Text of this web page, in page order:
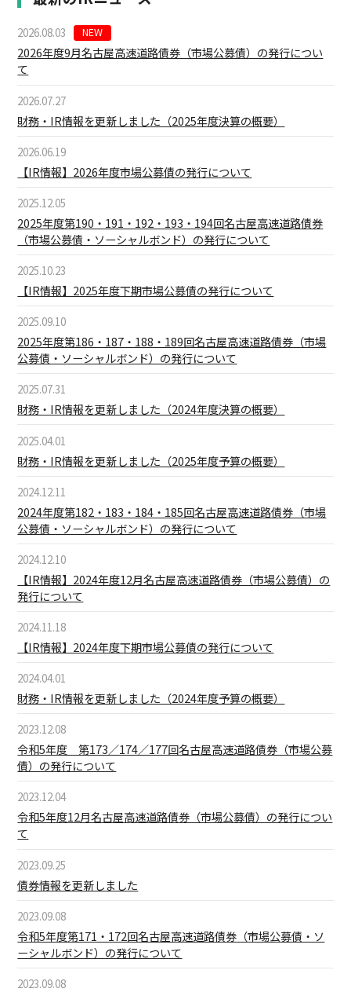
2026.08.03 NEW
2026年度9月名古屋高速道路債券（市場公募債）の発行につい
て
2026.07.27
財務・IR情報を更新しました（2025年度決算の概要）
2026.06.19
【IR情報】2026年度市場公募債の発行について
2025.12.05
2025年度第190・191・192・193・194回名古屋高速道路債券
（市場公募債・ソーシャルボンド）の発行について
2025.10.23
【IR情報】2025年度下期市場公募債の発行について
2025.09.10
2025年度第186・187・188・189回名古屋高速道路債券（市場
公募債・ソーシャルボンド）の発行について
2025.07.31
財務・IR情報を更新しました（2024年度決算の概要）
2025.04.01
財務・IR情報を更新しました（2025年度予算の概要）
2024.12.11
2024年度第182・183・184・185回名古屋高速道路債券（市場
公募債・ソーシャルボンド）の発行について
2024.12.10
【IR情報】2024年度12月名古屋高速道路債券（市場公募債）の
発行について
2024.11.18
【IR情報】2024年度下期市場公募債の発行について
2024.04.01
財務・IR情報を更新しました（2024年度予算の概要）
2023.12.08
令和5年度 第173／174／177回名古屋高速道路債券（市場公募
債）の発行について
2023.12.04
令和5年度12月名古屋高速道路債券（市場公募債）の発行につい
て
2023.09.25
債券情報を更新しました
2023.09.08
令和5年度第171・172回名古屋高速道路債券（市場公募債・ソ
ーシャルボンド）の発行について
2023.09.08